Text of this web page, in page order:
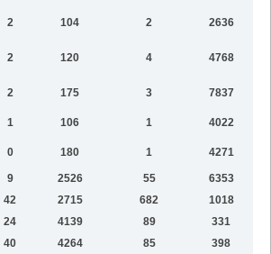
2 104 2 2636
2 120 4 4768
2 175 3 7837
1 106 1 4022
0 180 1 4271
9 2526 55 6353
42 2715 682 1018
24 4139 89 331
40 4264 85 398